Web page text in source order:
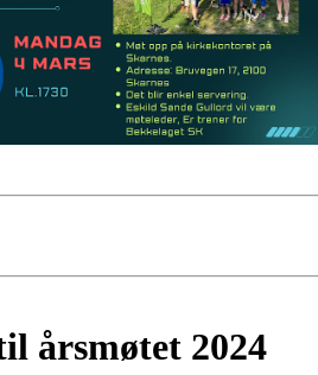
årsmøtet 2024